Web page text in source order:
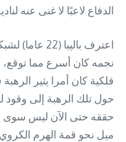
الدفاع لاعبًا لا غنى عنه
اعترف
نجمه كان أسرع مما توقع،
فلكية كان أمرا يثير
حول تلك الرهبة إلى وقود
حققه حتى الآن ليس سوى
ميل نحو قمة الهرم